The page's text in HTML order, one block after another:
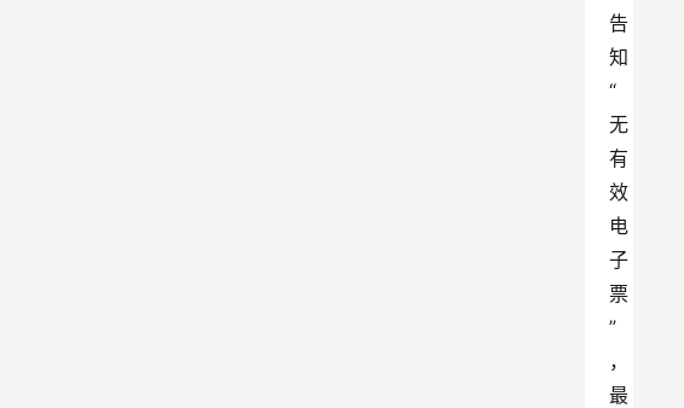
告
知
“
无
有
效
电
子
票
”
，
最